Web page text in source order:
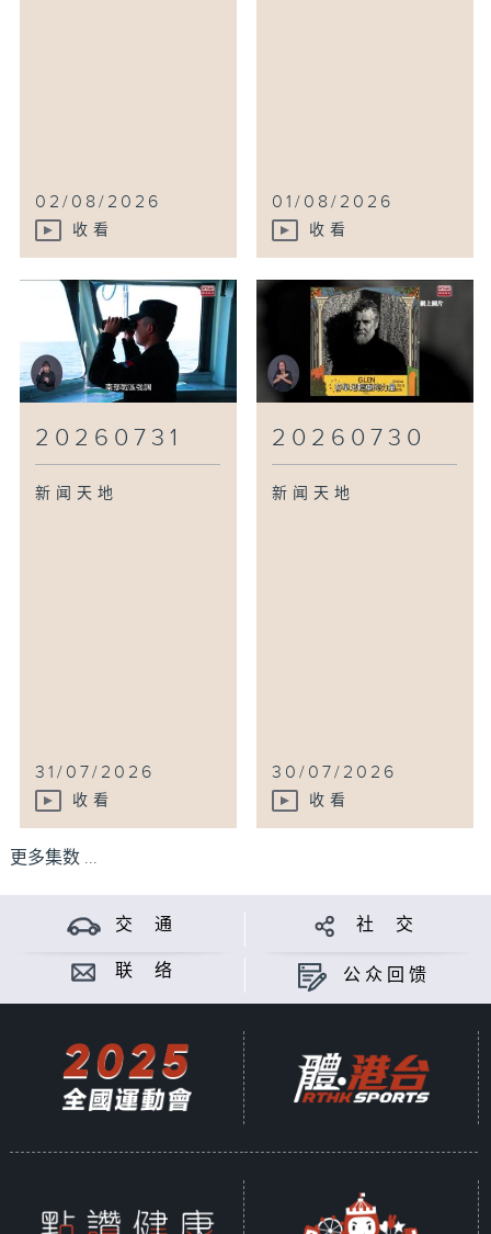
02/08/2026
收看
01/08/2026
收看
20260731
新闻天地
31/07/2026
收看
20260730
新闻天地
30/07/2026
收看
更多集数 ...
交 通 社 交
联 络 公众回馈